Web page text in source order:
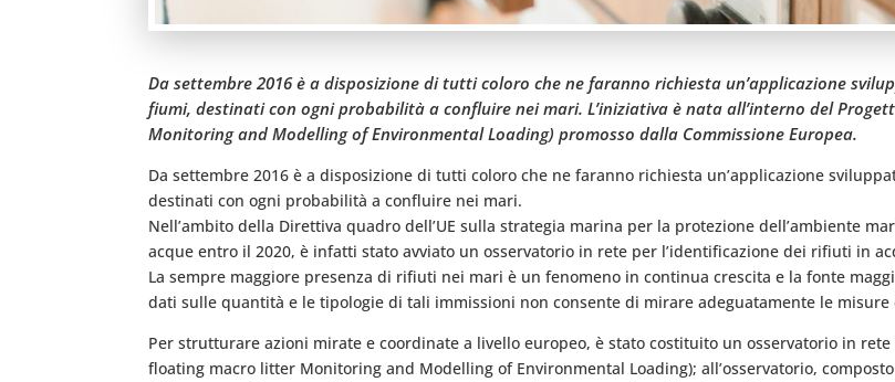
Da settembre 2016 è a disposizione di tutti coloro che ne faranno richiesta un’applicazione
fiumi, destinati con ogni probabilità a confluire nei mari. L’iniziativa è nata all’interno del
Monitoring and Modelling of Environmental Loading) promosso dalla Commissione Europea.
Da settembre 2016 è a disposizione di tutti coloro che ne faranno richiesta un’applicazione
destinati con ogni probabilità a confluire nei mari.
Nell’ambito della Direttiva quadro dell’UE sulla strategia marina per la protezione dell’ambiente
acque entro il 2020, è infatti stato avviato un osservatorio in rete per l’identificazione dei rifiuti in
La sempre maggiore presenza di rifiuti nei mari è un fenomeno in continua crescita e la fonte
dati sulle quantità e le tipologie di tali immissioni non consente di mirare adeguatamente le misure
Per strutturare azioni mirate e coordinate a livello europeo, è stato costituito un osservatorio in rete
floating macro litter Monitoring and Modelling of Environmental Loading); all’osservatorio,